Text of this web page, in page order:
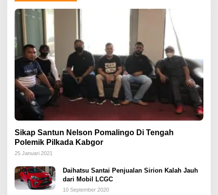
Sikap Santun Nelson Pomalingo Di Tengah
Polemik Pilkada Kabgor
25 Januari 2021
Daihatsu Santai Penjualan Sirion Kalah Jauh
dari Mobil LCGC
10 September 2020